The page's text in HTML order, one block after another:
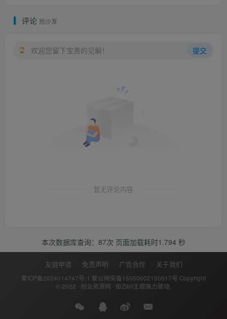
评论 抢沙发
欢迎您留下宝贵的见解！ 提交
暂无评论内容
本次数据库查询：87次 页面加载耗时1.794 秒
友链申请 免责声明 广告合作 关于我们
蒙ICP备2024014747号-1 蒙公网安备15050002150517号 Copyright
© 2022 · 创业资源网 · 由Zibll主题强力驱动.